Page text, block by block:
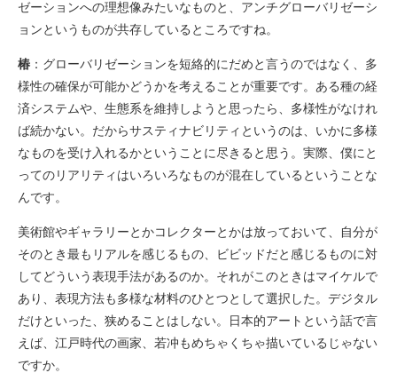
ゼーションへの理想像みたいなものと、アンチグローバリゼーシ
ョンというものが共存しているところですね。
椿 ：グローバリゼーションを短絡的にだめと言うのではなく、多
様性の確保が可能かどうかを考えることが重要です。ある種の経
済システムや、生態系を維持しようと思ったら、多様性がなけれ
ば続かない。だからサスティナビリティというのは、いかに多様
なものを受け入れるかということに尽きると思う。実際、僕にと
ってのリアリティはいろいろなものが混在しているということな
んです。
美術館やギャラリーとかコレクターとかは放っておいて、自分が
そのとき最もリアルを感じるもの、ビビッドだと感じるものに対
してどういう表現手法があるのか。それがこのときはマイケルで
あり、表現方法も多様な材料のひとつとして選択した。デジタル
だけといった、狭めることはしない。日本的アートという話で言
えば、江戸時代の画家、若冲もめちゃくちゃ描いているじゃない
ですか。